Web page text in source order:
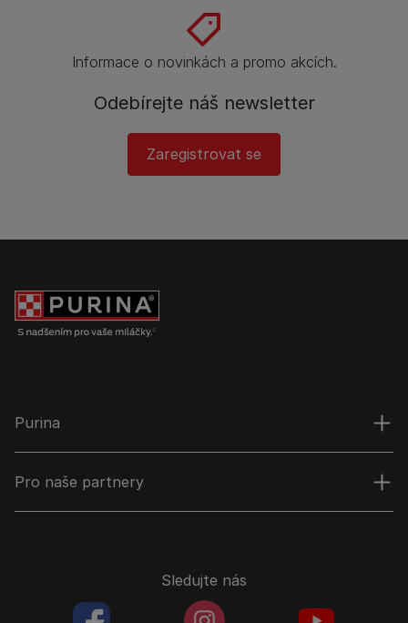
Informace o novinkách a promo akcích.
Odebírejte náš newsletter
Zaregistrovat se
Purina
Pro naše partnery
Sledujte nás